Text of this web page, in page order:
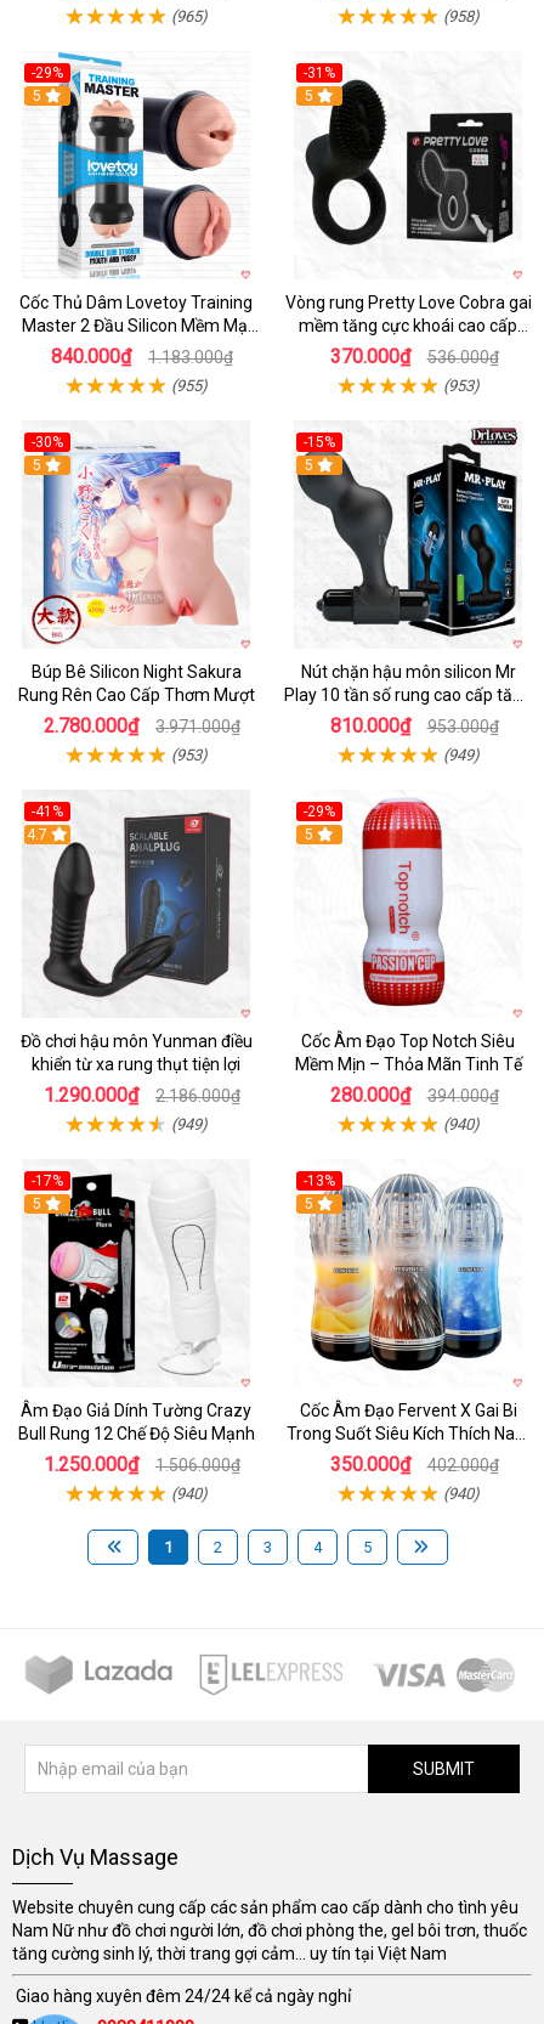
(965) (958)
-29%
Hot
5
Cốc Thủ Dâm Lovetoy Training
Master 2 Đầu Silicon Mềm Mại
Tiện Lợi
840.000₫ 1.183.000₫
(955)
-31%
5
Vòng rung Pretty Love Cobra gai
mềm tăng cực khoái cao cấp
chính hãng
370.000₫ 536.000₫
(953)
-30%
Hot
5
Búp Bê Silicon Night Sakura
Rung Rên Cao Cấp Thơm Mượt
2.780.000₫ 3.971.000₫
(953)
-15%
Hot
5
Nút chặn hậu môn silicon Mr
Play 10 tần số rung cao cấp tăng
khoái cảm
810.000₫ 953.000₫
(949)
-41%
Hot
4.7
Đồ chơi hậu môn Yunman điều
khiển từ xa rung thụt tiện lợi
1.290.000₫ 2.186.000₫
(949)
-29%
5
Cốc Âm Đạo Top Notch Siêu
Mềm Mịn – Thỏa Mãn Tinh Tế
280.000₫ 394.000₫
(940)
-17%
5
Âm Đạo Giả Dính Tường Crazy
Bull Rung 12 Chế Độ Siêu Mạnh
1.250.000₫ 1.506.000₫
(940)
-13%
Hot
5
Cốc Âm Đạo Fervent X Gai Bi
Trong Suốt Siêu Kích Thích Nam
Giới
350.000₫ 402.000₫
(940)
1 2 3 4 5
SUBMIT
Dịch Vụ Massage
Website chuyên cung cấp các sản phẩm cao cấp dành cho tình yêu
Nam Nữ như đồ chơi người lớn, đồ chơi phòng the, gel bôi trơn, thuốc
tăng cường sinh lý, thời trang gợi cảm... uy tín tại Việt Nam
Giao hàng xuyên đêm 24/24 kể cả ngày nghỉ